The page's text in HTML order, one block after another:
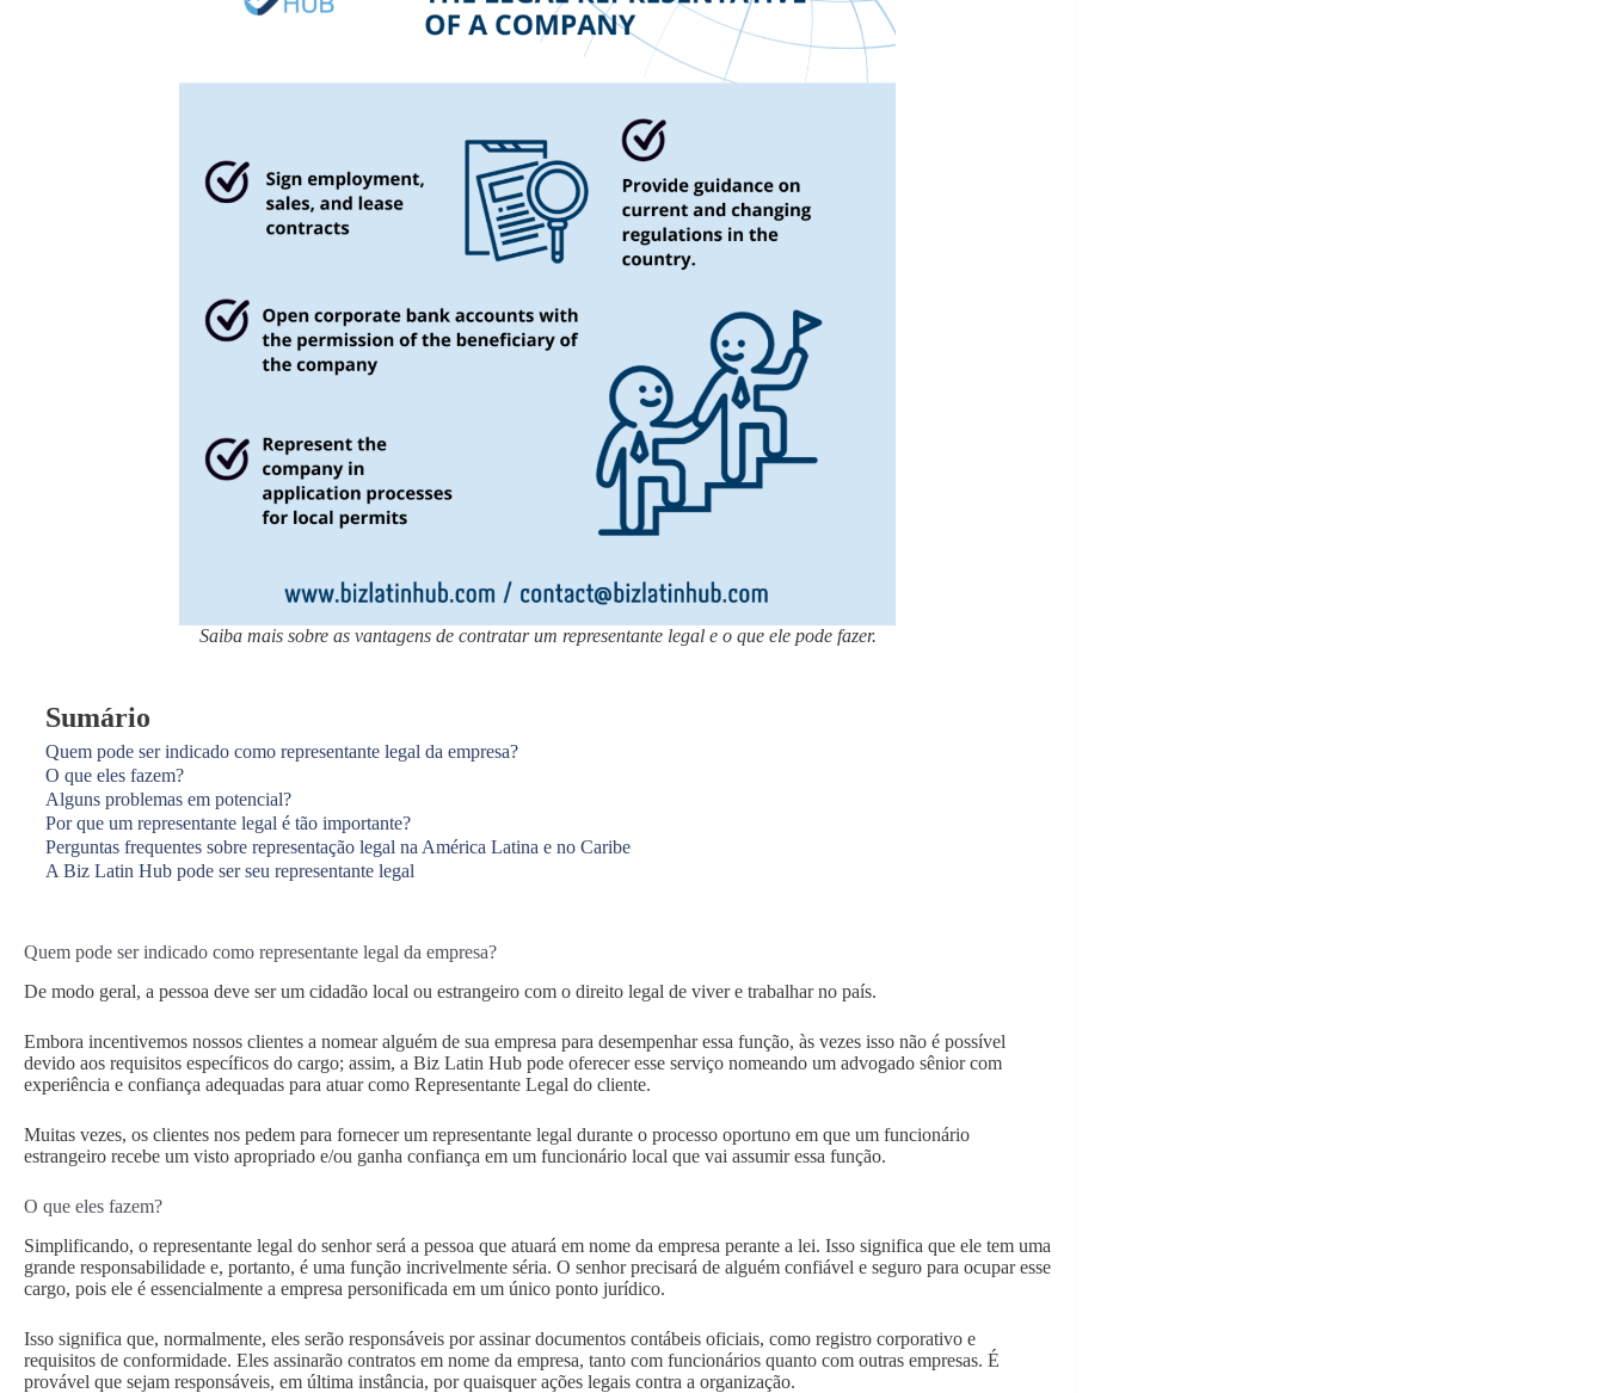
Saiba mais sobre as vantagens de contratar um representante legal e o que ele pode fazer.
Sumário
Quem pode ser indicado como representante legal da empresa?
O que eles fazem?
Alguns problemas em potencial?
Por que um representante legal é tão importante?
Perguntas frequentes sobre representação legal na América Latina e no Caribe
A Biz Latin Hub pode ser seu representante legal
Quem pode ser indicado como representante legal da empresa?
De modo geral, a pessoa deve ser um cidadão local ou estrangeiro com o direito legal de viver e trabalhar no país.
Embora incentivemos nossos clientes a nomear alguém de sua empresa para desempenhar essa função, às vezes isso não é possível
devido aos requisitos específicos do cargo; assim, a Biz Latin Hub pode oferecer esse serviço nomeando um advogado sênior com
experiência e confiança adequadas para atuar como Representante Legal do cliente.
Muitas vezes, os clientes nos pedem para fornecer um representante legal durante o processo oportuno em que um funcionário
estrangeiro recebe um visto apropriado e/ou ganha confiança em um funcionário local que vai assumir essa função.
O que eles fazem?
Simplificando, o representante legal do senhor será a pessoa que atuará em nome da empresa perante a lei. Isso significa que ele tem uma
grande responsabilidade e, portanto, é uma função incrivelmente séria. O senhor precisará de alguém confiável e seguro para ocupar esse
cargo, pois ele é essencialmente a empresa personificada em um único ponto jurídico.
Isso significa que, normalmente, eles serão responsáveis por assinar documentos contábeis oficiais, como registro corporativo e
requisitos de conformidade. Eles assinarão contratos em nome da empresa, tanto com funcionários quanto com outras empresas. É
provável que sejam responsáveis, em última instância, por quaisquer ações legais contra a organização.